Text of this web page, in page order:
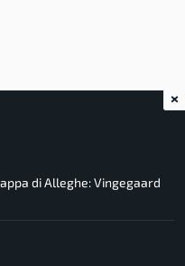
di Alleghe: Vingegaard
×